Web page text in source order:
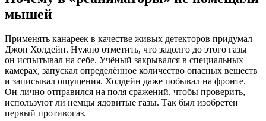
мышей
Применять канареек в качестве живых детекторов придумал
Джон Холдейн. Нужно отметить, что задолго до этого газы
он испытывал на себе. Учёный закрывался в специальных
камерах, запускал определённое количество опасных веществ
и записывал ощущения. Холдейн даже побывал на фронте.
Он лично отправился на поля сражений, чтобы проверить,
используют ли немцы ядовитые газы. Так был изобретён
первый противогаз.